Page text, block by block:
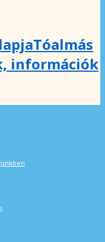
Tóalmás
információk